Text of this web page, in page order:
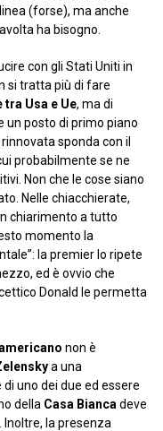
(forse), ma anche
ha bisogno.
con gli Stati Uniti in
si tratta più di fare
Usa e Ue, ma di
posto di primo piano
sponda con il
probabilmente se ne
Non che le cose siano
Nelle chiacchierate,
chiarimento a tutto
momento la
la premier lo ripete
ed è ovvio che
Donald le permetta
non è
a una
uno dei due ed essere
della Casa Bianca deve
Inoltre, la presenza